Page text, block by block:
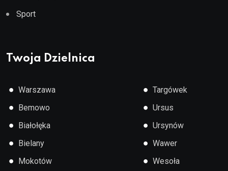
Sport
Twoja Dzielnica
● Warszawa
● Bemowo
● Białołęka
● Bielany
● Mokotów
● Targówek
● Ursus
● Ursynów
● Wawer
● Wesoła